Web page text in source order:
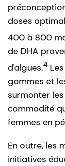
doses
400 à 800
de DHA
d'algues.4
gommes et
surmonter
commodité
femmes en
En outre, les
initiatives